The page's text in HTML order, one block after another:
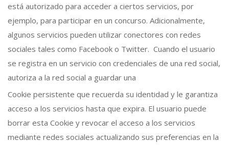
está autorizado para acceder a ciertos servicios, por
ejemplo, para participar en un concurso. Adicionalmente,
algunos servicios pueden utilizar conectores con redes
sociales tales como Facebook o Twitter. Cuando el usuario
se registra en un servicio con credenciales de una red social,
autoriza a la red social a guardar una
Cookie persistente que recuerda su identidad y le garantiza
acceso a los servicios hasta que expira. El usuario puede
borrar esta Cookie y revocar el acceso a los servicios
mediante redes sociales actualizando sus preferencias en la